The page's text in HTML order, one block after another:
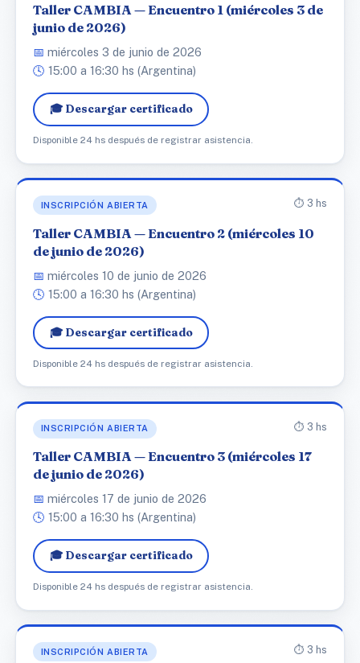
Taller CAMBIA — Encuentro 1 (miércoles 3 de
junio de 2026)
📅 miércoles 3 de junio de 2026
🕓 15:00 a 16:30 hs (Argentina)
🎓 Descargar certificado
Disponible 24 hs después de registrar asistencia.
INSCRIPCIÓN ABIERTA ⏱️ 3 hs
Taller CAMBIA — Encuentro 2 (miércoles 10
de junio de 2026)
📅 miércoles 10 de junio de 2026
🕓 15:00 a 16:30 hs (Argentina)
🎓 Descargar certificado
Disponible 24 hs después de registrar asistencia.
INSCRIPCIÓN ABIERTA ⏱️ 3 hs
Taller CAMBIA — Encuentro 3 (miércoles 17
de junio de 2026)
📅 miércoles 17 de junio de 2026
🕓 15:00 a 16:30 hs (Argentina)
🎓 Descargar certificado
Disponible 24 hs después de registrar asistencia.
INSCRIPCIÓN ABIERTA ⏱️ 3 hs